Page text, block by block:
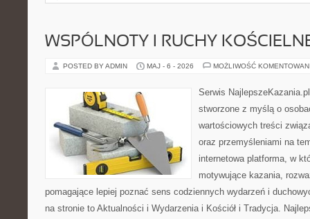
WSPÓLNOTY I RUCHY
POSTED BY ADMIN MAJ - 6 - 2026 MOŻLIWOŚĆ
Serwis
stworzone z myślą o
wartościowych treści
oraz przemyśleniami na
internetowa platforma, w
motywujące kazania,
pomagające lepiej poznać sens codziennych wydarzeń i
na stronie to Aktualności i Wydarzenia i Kościół i Tradycja.